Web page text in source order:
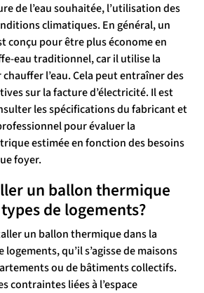
de l’eau souhaitée, l’utilisation des
climatiques. En général, un
conçu pour être plus économe en
eau traditionnel, car il utilise la
l’eau. Cela peut entraîner des
sur la facture d’électricité. Il est
les spécifications du fabricant et
pour évaluer la
estimée en fonction des besoins
foyer.
un ballon thermique
de logements?
un ballon thermique dans la
qu’il s’agisse de maisons
ou de bâtiments collectifs.
contraintes liées à l’espace